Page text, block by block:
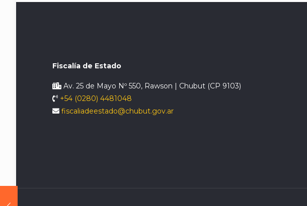
Fiscalía de Estado
Av. 25 de Mayo Nº 550, Rawson | Chubut (CP 9103)
+54 (0280) 4481048
fiscaliadeestado@chubut.gov.ar